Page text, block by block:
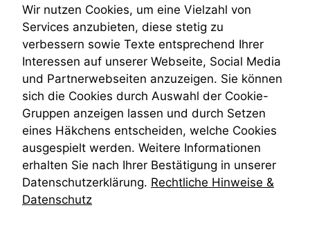
Teilungsklage
Venezuela
VRK
Wiederherstellungsanordnung
Zivilprozessordnung
ZPO
Zustellfiktion
Zuständigkeit
Öffentliches Personalrecht
Öffentlichkeitsprinzip
Wir nutzen Cookies, um eine Vielzahl von
Services anzubieten, diese stetig zu
verbessern sowie Texte entsprechend Ihrer
Interessen auf unserer Webseite, Social Media
und Partnerwebseiten anzuzeigen. Sie können
sich die Cookies durch Auswahl der Cookie-
Gruppen anzeigen lassen und durch Setzen
eines Häkchens entscheiden, welche Cookies
ausgespielt werden. Weitere Informationen
erhalten Sie nach Ihrer Bestätigung in unserer
Datenschutzerklärung. Rechtliche Hinweise &
Datenschutz
zu 100%
funktionieren.
Marketing
Wir speichern
anonyme Daten ab,
um interne
marketingtechnische
Auswertungen
durchführen zu
können. Diese helfen
uns, unsere Website